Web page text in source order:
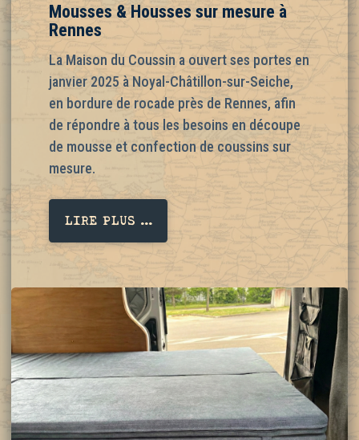
Mousses & Housses sur mesure à
Rennes
La Maison du Coussin a ouvert ses portes en
janvier 2025 à Noyal-Châtillon-sur-Seiche,
en bordure de rocade près de Rennes, afin
de répondre à tous les besoins en découpe
de mousse et confection de coussins sur
mesure.
LIRE PLUS ...